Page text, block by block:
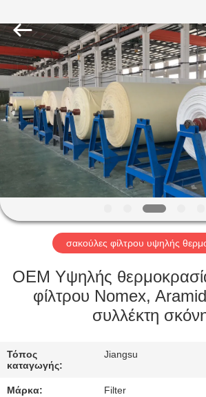
ΣΠΊΤΙ
ΠΡΟΪΌΝΤΑ
ΣΧΕΤΙΚΆ
ΜΕ
ΕΜΆΣ
ΓΎΡΟΣ
ΕΡΓΟΣΤΑΣΊΩΝ
ΠΟΙΟΤΙΚΌΣ
ΜΑΣ
Technology
Co.,Ltd..
All
Rights
Reserved.
σακούλες φίλτρου υψηλής
OEM Υψηλής
φίλτρου Nomex,
συλλέκτη
Τόπος
καταγωγής:
Jiangsu
Μάρκα: Filter